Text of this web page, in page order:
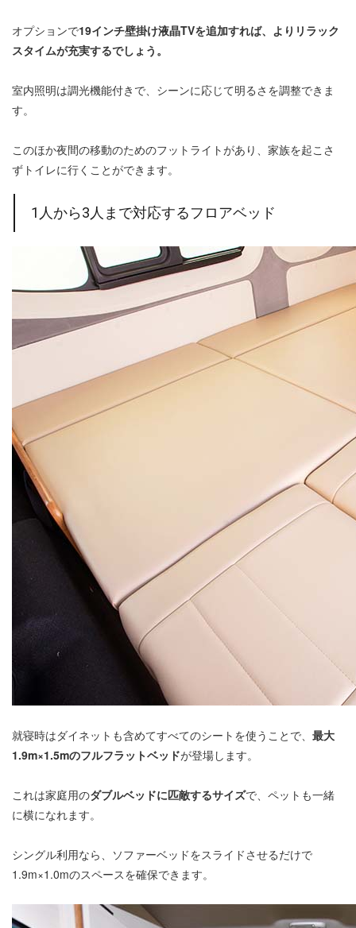
オプションで19インチ壁掛け液晶TVを追加すれば、よりリラック
スタイムが充実するでしょう。
室内照明は調光機能付きで、シーンに応じて明るさを調整できま
す。
このほか夜間の移動のためのフットライトがあり、家族を起こさ
ずトイレに行くことができます。
1人から3人まで対応するフロアベッド
就寝時はダイネットも含めてすべてのシートを使うことで、 最大
1.9m×1.5mのフルフラットベッドが登場します。
これは家庭用のダブルベッドに匹敵するサイズで、ペットも一緒
に横になれます。
シングル利用なら、ソファーベッドをスライドさせるだけで
1.9m×1.0mのスペースを確保できます。